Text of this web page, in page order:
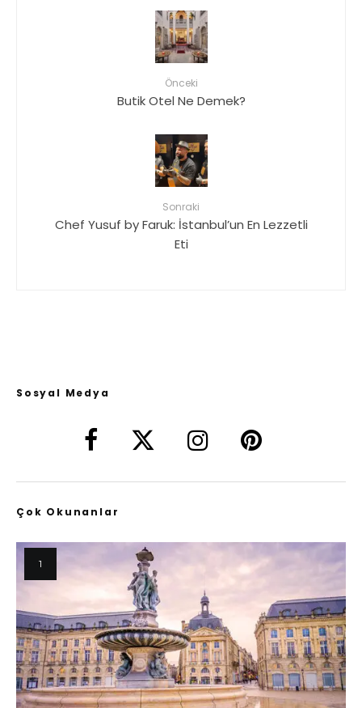
Önceki
Butik Otel Ne Demek?
Sonraki
Chef Yusuf by Faruk: İstanbul’un En Lezzetli
Eti
Sosyal Medya
Çok Okunanlar